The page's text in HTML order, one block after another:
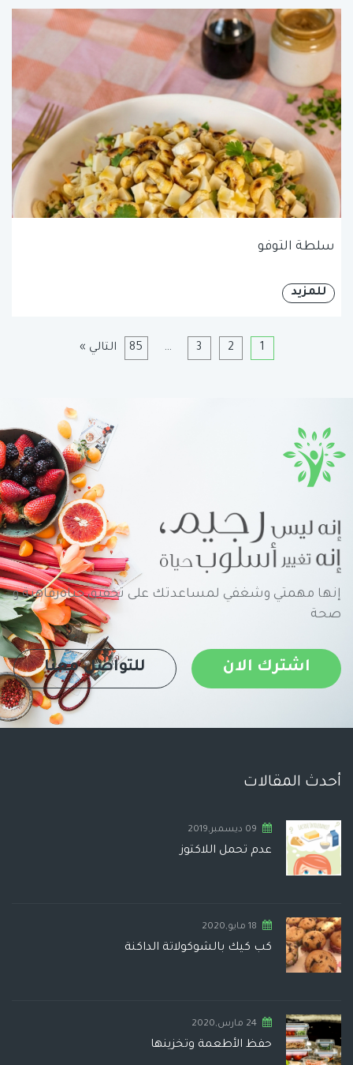
سلطة التوفو
للمزيد
1
2
3
…
85 التالي »
إنها مهمتي وشغفي لمساعدتك على تحقيق حياةرفاهية و
صحة
اشترك الان للتواصل معنا
أحدث المقالات
09 ديسمبر,2019
عدم تحمل اللاكتوز
18 مايو,2020
كب كيك بالشوكولاتة الداكنة
24 مارس,2020
حفظ الأطعمة وتخزينها